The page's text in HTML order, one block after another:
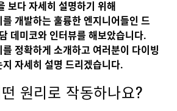
보다 자세히 설명하기 위해
개발하는 훌륭한 엔지니어들인 드
데미코와 인터뷰를 해보았습니다.
정확하게 소개하고 여러분이 다이빙
자세히 설명 드리겠습니다.
떤 원리로 작동하나요?